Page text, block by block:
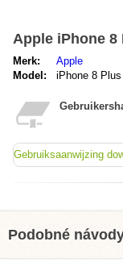
Apple iPhone 8
Merk:
Apple
Model:
iPhone 8 Plus
Gebruiksaanwijzing
Podobné